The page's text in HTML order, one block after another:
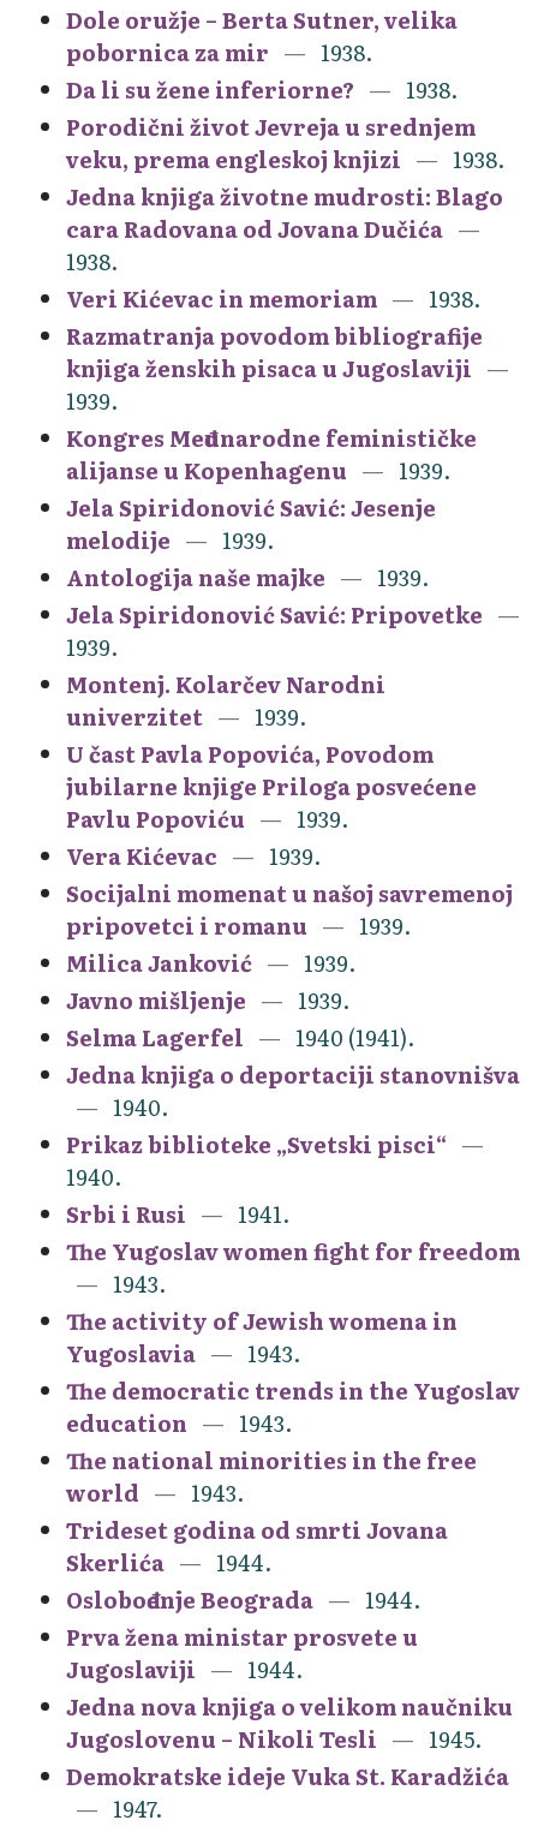
Dole oružje – Berta Sutner, velika
pobornica za mir
1938.
Da li su žene inferiorne?
1938.
Porodični život Jevreja u srednjem
veku, prema engleskoj knjizi
1938.
Jedna knjiga životne mudrosti: Blago
cara Radovana od Jovana Dučića
1938.
Veri Kićevac in memoriam
1938.
Razmatranja povodom bibliografije
knjiga ženskih pisaca u Jugoslaviji
1939.
Kongres Međunarodne feminističke
alijanse u Kopenhagenu
1939.
Jela Spiridonović Savić: Jesenje
melodije
1939.
Antologija naše majke
1939.
Jela Spiridonović Savić: Pripovetke
1939.
Montenj. Kolarčev Narodni
univerzitet
1939.
U čast Pavla Popovića, Povodom
jubilarne knjige Priloga posvećene
Pavlu Popoviću
1939.
Vera Kićevac
1939.
Socijalni momenat u našoj savremenoj
pripovetci i romanu
1939.
Milica Janković
1939.
Javno mišljenje
1939.
Selma Lagerfel
1940 (1941).
Jedna knjiga o deportaciji stanovnišva
1940.
Prikaz biblioteke „Svetski pisci“
1940.
Srbi i Rusi
1941.
The Yugoslav women fight for freedom
1943.
The activity of Jewish womena in
Yugoslavia
1943.
The democratic trends in the Yugoslav
education
1943.
The national minorities in the free
world
1943.
Trideset godina od smrti Jovana
Skerlića
1944.
Oslobođenje Beograda
1944.
Prva žena ministar prosvete u
Jugoslaviji
1944.
Jedna nova knjiga o velikom naučniku
Jugoslovenu – Nikoli Tesli
1945.
Demokratske ideje Vuka St. Karadžića
1947.